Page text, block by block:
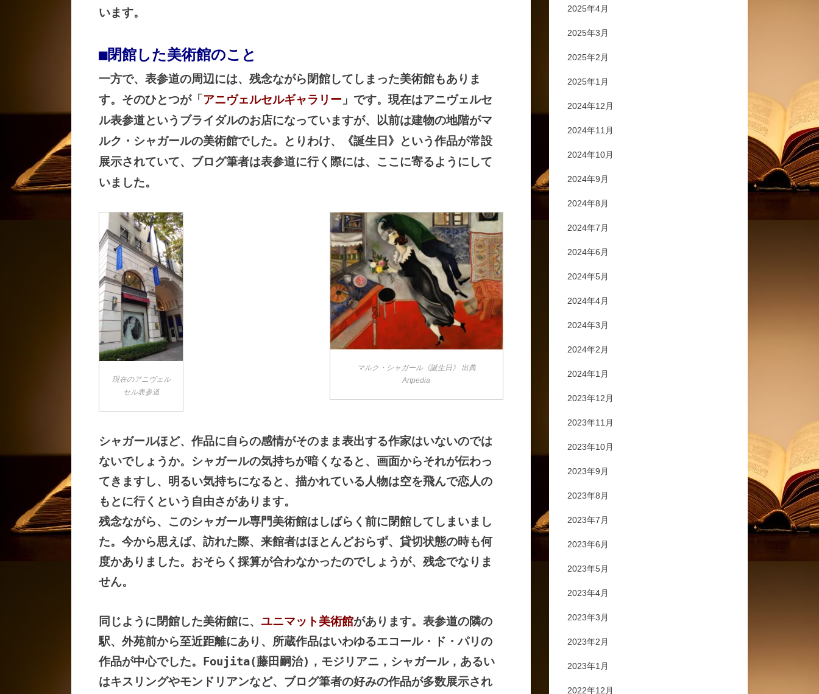
います。
■閉館した美術館のこと
一方で、表参道の周辺には、残念ながら閉館してしまった美術館もありま
す。そのひとつが「 アニヴェルセルギャラリー 」です。現在はアニヴェルセ
ル表参道というブライダルのお店になっていますが、以前は建物の地階がマ
ルク・シャガールの美術館でした。とりわけ、《誕生日》という作品が常設
展示されていて、ブログ筆者は表参道に行く際には、ここに寄るようにして
いました。
マルク・シャガール《誕生日》 出典
Artpedia
現在のアニヴェル
セル表参道
シャガールほど、作品に自らの感情がそのまま表出する作家はいないのでは
ないでしょうか。シャガールの気持ちが暗くなると、画面からそれが伝わっ
てきますし、明るい気持ちになると、描かれている人物は空を飛んで恋人の
もとに行くという自由さがあります。
残念ながら、このシャガール専門美術館はしばらく前に閉館してしまいまし
た。今から思えば、訪れた際、来館者はほとんどおらず、貸切状態の時も何
度かありました。おそらく採算が合わなかったのでしょうが、残念でなりま
せん。
同じように閉館した美術館に、 ユニマット美術館があります。表参道の隣の
駅、外苑前から至近距離にあり、所蔵作品はいわゆるエコール・ド・パリの
作品が中心でした。Foujita(藤田嗣治) ，モジリアニ，シャガール，あるい
はキスリングやモンドリアンなど、ブログ筆者の好みの作品が多数展示され
2025年4月
2025年3月
2025年2月
2025年1月
2024年12月
2024年11月
2024年10月
2024年9月
2024年8月
2024年7月
2024年6月
2024年5月
2024年4月
2024年3月
2024年2月
2024年1月
2023年12月
2023年11月
2023年10月
2023年9月
2023年8月
2023年7月
2023年6月
2023年5月
2023年4月
2023年3月
2023年2月
2023年1月
2022年12月